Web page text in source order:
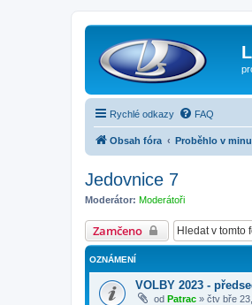
Rychlé odkazy FAQ
Obsah fóra Proběhlo v
Jedovnice 7
Moderátor: Moderátoři
Zamčeno
OZNÁMENÍ
VOLBY 2023 -
od Patrac » čtv bře